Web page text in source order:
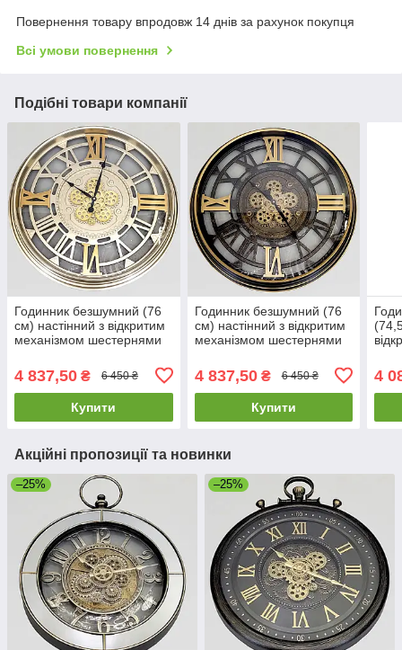
Повернення товару впродовж 14 днів за рахунок покупця
Всі умови повернення
Подібні товари компанії
Годинник безшумний (76
см) настінний з відкритим
механізмом шестернями
ретро вінтаж під старину
OV-0057
4 837,50 ₴ 6 450 ₴
Купити
Годинник безшумний (76
см) настінний з відкритим
механізмом шестернями
ретро вінтаж під старину
OV-0058
4 837,50₴ 6 450 ₴
Купити
4
Акційні пропозиції та новинки
–25% –25%